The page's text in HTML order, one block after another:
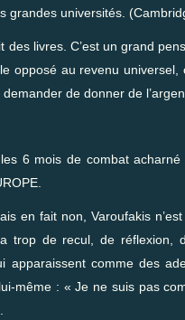
grandes universités.
des livres. C’est un grand
opposé au revenu
de donner de
6 mois de combat
en fait non, Varoufakis
trop de recul, de réflexion,
apparaissent comme des
même : « Je ne suis pas